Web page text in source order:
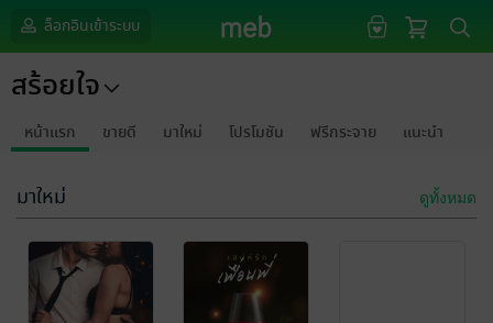
ล็อกอินเข้าระบบ
สร้อยใจ
หน้าแรก ขายดี มาใหม่ โปรโมชัน ฟรีกระจาย แนะนำ
มาใหม่ ดูทั้งหมด